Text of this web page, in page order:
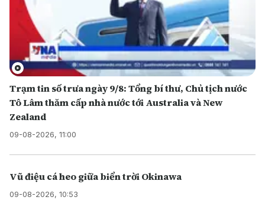
Trạm tin số trưa ngày 9/8: Tổng bí thư, Chủ tịch nước
Tô Lâm thăm cấp nhà nước tới Australia và New
Zealand
09-08-2026, 11:00
Vũ điệu cá heo giữa biển trời Okinawa
09-08-2026, 10:53